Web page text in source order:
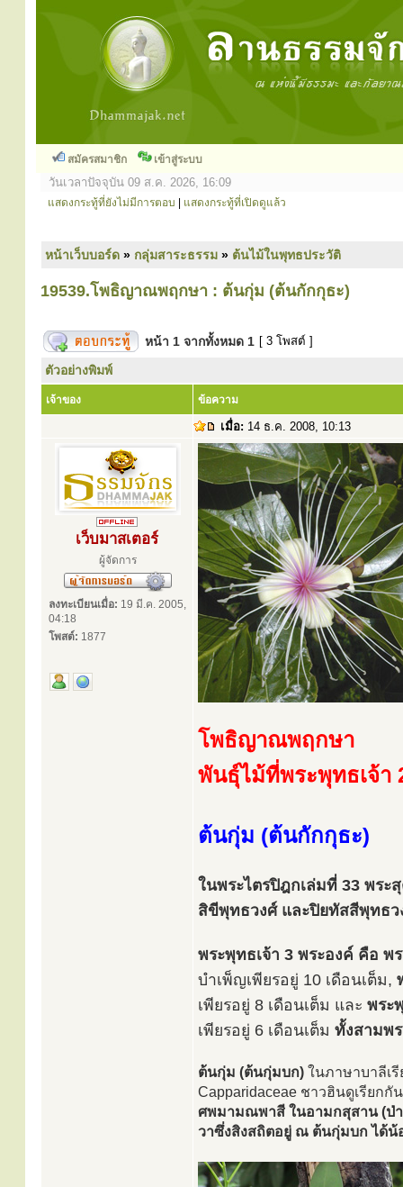
สมัครสมาชิก เข้าสู่ระบบ
วันเวลาปัจจุบัน 09 ส.ค. 2026, 16:09
แสดงกระทู้ที่ยังไม่มีการตอบ แสดงกระทู้ที่เปิดดูแล้ว
หน้าเว็บบอร์ด » กลุ่มสาระธรรม » ต้นไม้ในพุทธประวัติ
19539.โพธิญาณพฤกษา : ต้นกุ่ม (ต้นกักกุธะ)
หน้า 1 จากทั้งหมด 1 [ 3 โพสต์ ]
ตัวอย่างพิมพ์
เจ้าของ ข้อความ
เมื่อ: 14 ธ.ค. 2008, 10:13
เว็บมาสเตอร์
ผู้จัดการ
ลงทะเบียนเมื่อ: 19 มี.ค. 2005,
04:18
โพสต์: 1877
โพธิญาณพฤกษา
พันธุ์ไม้ที่พระพุทธเจ้า
ต้นกุ่ม (ต้นกักกุธะ)
ในพระไตรปิฎกเล่มที่ 33 พร
สิขีพุทธวงศ์ และปิยทัสสีพุทธว
พระพุทธเจ้า 3 พระองค์ คือ พ
บำเพ็ญเพียรอยู่ 10 เดือนเต็ม,
เพียรอยู่ 8 เดือนเต็ม และ พระ
เพียรอยู่ 6 เดือนเต็ม ทั้งสามพ
ต้นกุ่ม (ต้นกุ่มบก) ในภาษาบาลีเ
Capparidaceae ชาวฮินดูเรียกกั
ศพมามณพาสี ในอามกสุสาน (ป่า
วาซึ่งสิงสถิตอยู่ ณ ต้นกุ่มบก ได้น้